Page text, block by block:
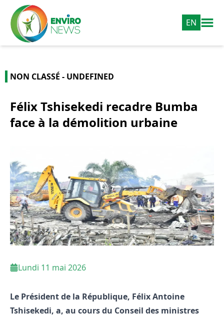
EN
NON CLASSÉ - UNDEFINED
Félix Tshisekedi recadre Bumba
face à la démolition urbaine
Lundi 11 mai 2026
Le Président de la République, Félix Antoine
Tshisekedi, a, au cours du Conseil des ministres